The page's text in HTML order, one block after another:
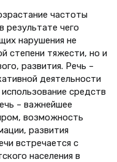
частоты
результате чего
нарушения не
степени тяжести, но и
развития. Речь –
деятельности
средств
– важнейшее
возможность
развития
встречается с
населения в